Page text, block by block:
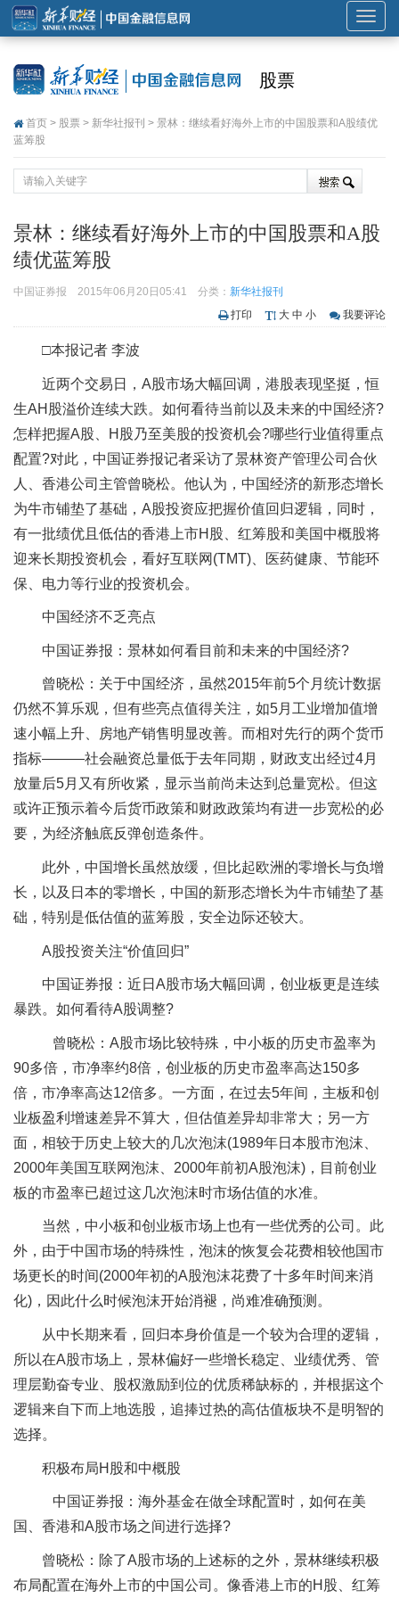
展
开
导
股票
首页 > 股票 > 新华社报刊 > 景林：继续看好海外上市的中国股票和A股绩优
蓝筹股
景林：继续看好海外上市的中国股票和A股
绩优蓝筹股
中国证券报 2015年06月20日05:41 分类： 新华社报刊
打印
大 中 小 我要评论
□本报记者 李波
近两个交易日，A股市场大幅回调，港股表现坚挺，恒
生AH股溢价连续大跌。如何看待当前以及未来的中国经济?
怎样把握A股、H股乃至美股的投资机会?哪些行业值得重点
配置?对此，中国证券报记者采访了景林资产管理公司合伙
人、香港公司主管曾晓松。他认为，中国经济的新形态增长
为牛市铺垫了基础，A股投资应把握价值回归逻辑，同时，
有一批绩优且低估的香港上市H股、红筹股和美国中概股将
迎来长期投资机会，看好互联网(TMT)、医药健康、节能环
保、电力等行业的投资机会。
中国经济不乏亮点
中国证券报：景林如何看目前和未来的中国经济?
曾晓松：关于中国经济，虽然2015年前5个月统计数据
仍然不算乐观，但有些亮点值得关注，如5月工业增加值增
速小幅上升、房地产销售明显改善。而相对先行的两个货币
指标———社会融资总量低于去年同期，财政支出经过4月
放量后5月又有所收紧，显示当前尚未达到总量宽松。但这
或许正预示着今后货币政策和财政政策均有进一步宽松的必
要，为经济触底反弹创造条件。
此外，中国增长虽然放缓，但比起欧洲的零增长与负增
长，以及日本的零增长，中国的新形态增长为牛市铺垫了基
础，特别是低估值的蓝筹股，安全边际还较大。
A股投资关注“价值回归”
中国证券报：近日A股市场大幅回调，创业板更是连续
暴跌。如何看待A股调整?
曾晓松：A股市场比较特殊，中小板的历史市盈率为
90多倍，市净率约8倍，创业板的历史市盈率高达150多
倍，市净率高达12倍多。一方面，在过去5年间，主板和创
业板盈利增速差异不算大，但估值差异却非常大；另一方
面，相较于历史上较大的几次泡沫(1989年日本股市泡沫、
2000年美国互联网泡沫、2000年前初A股泡沫)，目前创业
板的市盈率已超过这几次泡沫时市场估值的水准。
当然，中小板和创业板市场上也有一些优秀的公司。此
外，由于中国市场的特殊性，泡沫的恢复会花费相较他国市
场更长的时间(2000年初的A股泡沫花费了十多年时间来消
化)，因此什么时候泡沫开始消褪，尚难准确预测。
从中长期来看，回归本身价值是一个较为合理的逻辑，
所以在A股市场上，景林偏好一些增长稳定、业绩优秀、管
理层勤奋专业、股权激励到位的优质稀缺标的，并根据这个
逻辑来自下而上地选股，追捧过热的高估值板块不是明智的
选择。
积极布局H股和中概股
中国证券报：海外基金在做全球配置时，如何在美
国、香港和A股市场之间进行选择?
曾晓松：除了A股市场的上述标的之外，景林继续积极
布局配置在海外上市的中国公司。像香港上市的H股、红筹